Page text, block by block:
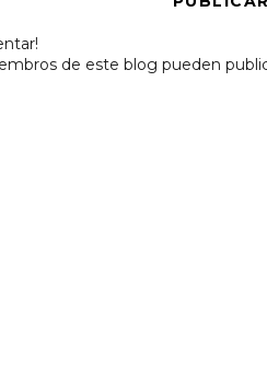
de este blog pueden